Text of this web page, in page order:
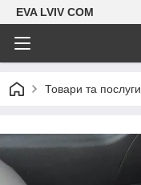
EVA LVIV COM
Товари та послуги